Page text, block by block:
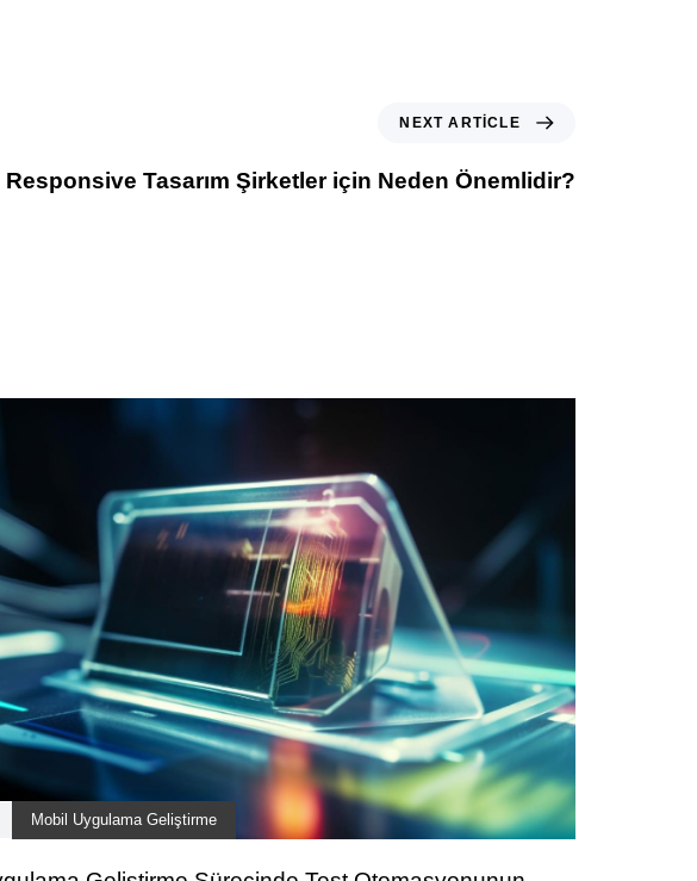
NEXT ARTICLE
Responsive Tasarım Şirketler için Neden Önemlidir?
Mobil Uygulama Geliştirme